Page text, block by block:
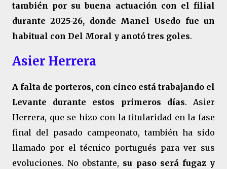
también por su buena actuación con el filial
durante 2025-26, donde Manel Usedo fue un
habitual con Del Moral y anotó tres goles.
Asier Herrera
A falta de porteros, con cinco está trabajando el
Levante durante estos primeros días. Asier
Herrera, que se hizo con la titularidad en la fase
final del pasado campeonato, también ha sido
llamado por el técnico portugués para ver sus
evoluciones. No obstante, su paso será fugaz y